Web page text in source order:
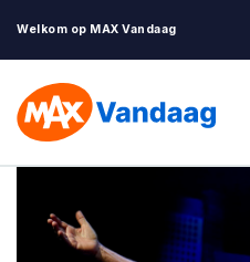
Welkom op MAX Vandaag